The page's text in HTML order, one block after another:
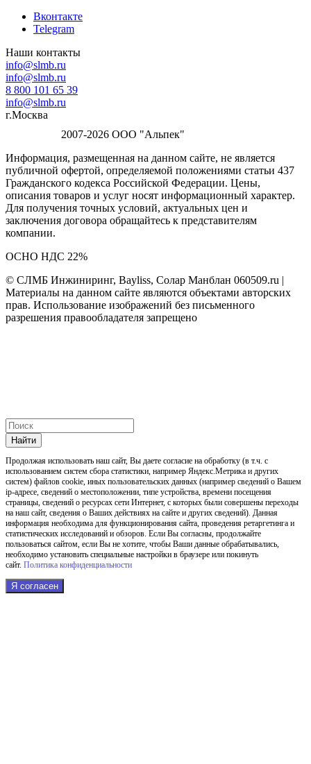
Вконтакте
Telegram
Наши контакты
info@slmb.ru
info@slmb.ru
8 800 101 65 39
info@slmb.ru
г.Москва
2007-2026 ООО "Альпек"
Информация, размещенная на данном сайте, не является
публичной офертой, определяемой положениями статьи 437
Гражданского кодекса Российской Федерации. Цены,
описания товаров и услуг носят информационный характер.
Для получения точных условий, актуальных цен и
заключения договора обращайтесь к представителям
компании.
ОСНО НДС 22%
© СЛМБ Инжиниринг, Bayliss, Солар Манблан 060509.ru |
Материалы на данном сайте являются объектами авторских
прав. Использование изображений без письменного
разрешения правообладателя запрещено
Найти
Продолжая использовать наш cайт, Вы даете согласие на обработку (в т.ч. с
использованием систем сбора статистики, например Яндекс.Метрика и других
систем) файлов cookie, иных пользовательских данных (например сведений о Вашем
ip-адресе, сведений о местоположении, типе устройства, времени посещения
страницы, сведений о ресурсах сети Интернет, с которых были совершены переходы
на наш сайт, сведения о Ваших действиях на сайте и других сведений). Данная
информация необходима для функционирования сайта, проведения ретаргетинга и
статистических исследований и обзоров. Если Вы согласны, продолжайте
пользоваться сайтом, если Вы не хотите, чтобы Ваши данные обрабатывались,
необходимо установить специальные настройки в браузере или покинуть
сайт. Политика конфиденциальности
Я согласен